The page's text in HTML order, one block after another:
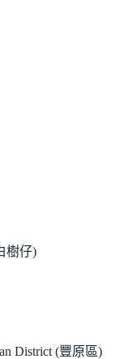
樹仔)
District (豐原區)